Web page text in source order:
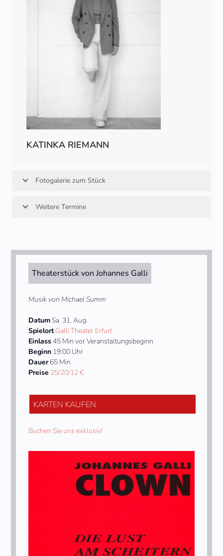
KATINKA RIEMANN
Fotogalerie zum Stück
Weitere Termine
Theaterstück von Johannes Galli
Musik von Michael Summ
DatumSa. 31. Aug.
SpielortGalli Theater Erfurt
Einlass 45 Min vor Veranstaltungsbeginn
Beginn 19:00 Uhr
Dauer65 Min
Preise 25/20/12 €
KARTEN KAUFEN
Buchen Sie uns exklusiv!